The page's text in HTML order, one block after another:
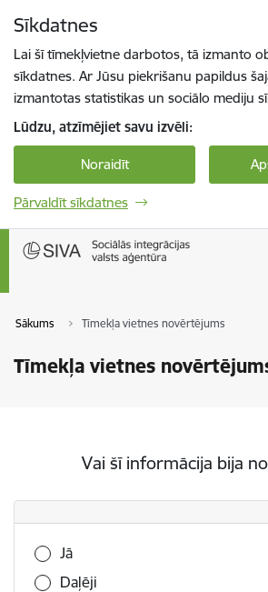
Sīkdatnes
Lai šī tīmekļvietne darbotos, tā izmanto
sīkdatnes. Ar Jūsu piekrišanu papildus
izmantotas statistikas un sociālo mediju
Lūdzu, atzīmējiet savu izvēli:
Noraidīt
Pārvaldīt sīkdatnes
Sākums Tīmekļa vietnes novērtējums
Tīmekļa vietnes
Vai šī informācija bija
Vai šī informācija bija noderīga?
Jā
Daļēji